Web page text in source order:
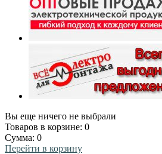
Вы еще ничего не выбрали
Товаров в корзине: 0
Сумма: 0
Перейти в корзину